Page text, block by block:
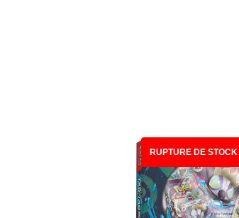
RUPTURE DE STOCK